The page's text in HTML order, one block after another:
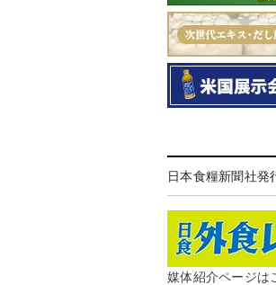
日本食糧新聞社発
媒体紹介ページは